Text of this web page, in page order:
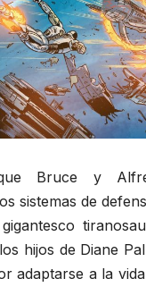
Bruce y
sistemas de
hijos de Diane
adaptarse a la